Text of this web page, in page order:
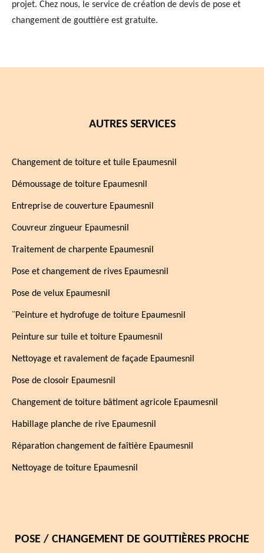
projet. Chez nous, le service de création de devis de pose et
changement de gouttière est gratuite.
AUTRES SERVICES
Changement de toiture et tuile Epaumesnil
Démoussage de toiture Epaumesnil
Entreprise de couverture Epaumesnil
Couvreur zingueur Epaumesnil
Traitement de charpente Epaumesnil
Pose et changement de rives Epaumesnil
Pose de velux Epaumesnil
¨Peinture et hydrofuge de toiture Epaumesnil
Peinture sur tuile et toiture Epaumesnil
Nettoyage et ravalement de façade Epaumesnil
Pose de closoir Epaumesnil
Changement de toiture bâtiment agricole Epaumesnil
Habillage planche de rive Epaumesnil
Réparation changement de faîtière Epaumesnil
Nettoyage de toiture Epaumesnil
POSE / CHANGEMENT DE GOUTTIÈRES PROCHE